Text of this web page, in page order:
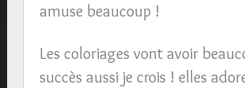
amuse beaucoup !
Les coloriages vont avoir
succès aussi je crois ! elles